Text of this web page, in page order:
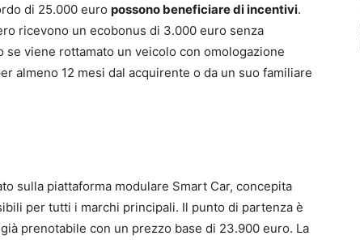
di 25.000 euro possono beneficiare di incentivi.
ricevono un ecobonus di 3.000 euro senza
se viene rottamato un veicolo con omologazione
almeno 12 mesi dal acquirente o da un suo familiare
sulla piattaforma modulare Smart Car, concepita
per tutti i marchi principali. Il punto di partenza è
prenotabile con un prezzo base di 23.900 euro. La